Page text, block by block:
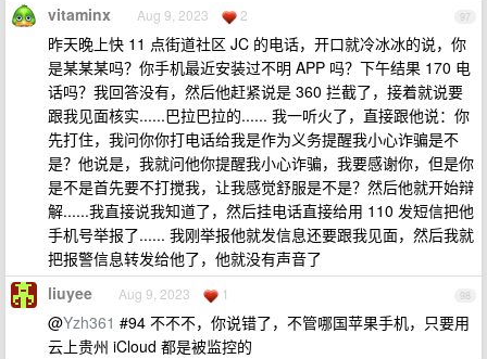
97
vitaminx Aug 9, 2023 2
昨天晚上快 11 点街道社区 JC 的电话，开口就冷冰冰的说，你
是某某某吗？你手机最近安装过不明 APP 吗？下午结果 170 电
话吗？我回答没有，然后他赶紧说是 360 拦截了，接着就说要
跟我见面核实......巴拉巴拉的...... 我一听火了，直接跟他说：你
先打住，我问你你打电话给我是作为义务提醒我小心诈骗是不
是？他说是，我就问他你提醒我小心诈骗，我要感谢你，但是你
是不是首先要不打搅我，让我感觉舒服是不是？然后他就开始辩
解......我直接说我知道了，然后挂电话直接给用 110 发短信把他
手机号举报了...... 我刚举报他就发信息还要跟我见面，然后我就
把报警信息转发给他了，他就没有声音了
98
liuyee Aug 9, 2023 1
@Yzh361 #94 不不不，你说错了，不管哪国苹果手机，只要用
云上贵州 iCloud 都是被监控的